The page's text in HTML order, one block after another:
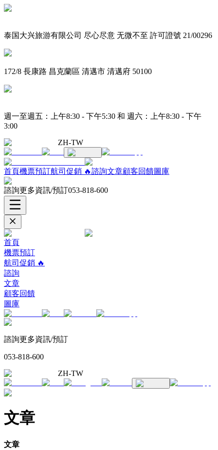
泰国大兴旅游有限公司 尽心尽意 无微不至 許可證號 21/00296
172/8 長康路 昌克蘭區 清邁市 清邁府 50100
週一至週五：上午8:30 - 下午5:30 和 週六：上午8:30 - 下午
3:00
ZH-TW
首頁機票預訂航司促銷 🔥諮詢文章顧客回饋圖庫
諮詢更多資訊/預訂053-818-600
首頁
機票預訂
航司促銷 🔥
諮詢
文章
顧客回饋
圖庫
諮詢更多資訊/預訂
053-818-600
ZH-TW
文章
文章